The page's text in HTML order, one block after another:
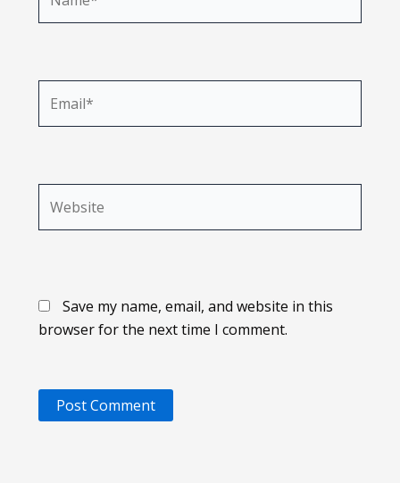
Save my name, email, and website in this
browser for the next time I comment.